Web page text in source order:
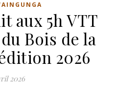
aux 5h VTT
Bois de la
2026
2026